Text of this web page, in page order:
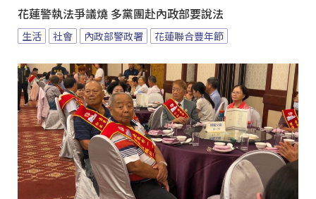
花蓮警執法爭議燒 多黨團赴內政部要說法
生活 社會 內政部警政署 花蓮聯合豐年節